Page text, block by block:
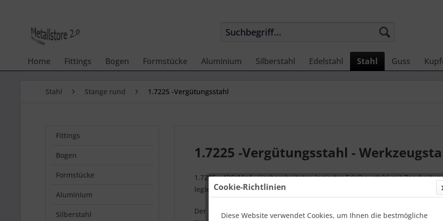
Home Fittings Bogen Formstücke Aluminium Silberstahl Edelstahl Stahl Guss
Stahl Stange rund 1.7225 -Vergütungsstahl
Fittings
Bogen
Formstücke
Aluminium
Silberstahl
1.7225 -Vergütungsstahl -
1.7225 - 42CrMo4 - Vorbearbeiteter, legierter Edelbaustahl mit
legierter Vergütungsstahl.
Der Stahl hat gute mechanische Eigenschaften. Es ist ein vielseitig
Cookie-Richtlinien
Diese Website verwendet Cookies, um Ihnen die bestmögliche